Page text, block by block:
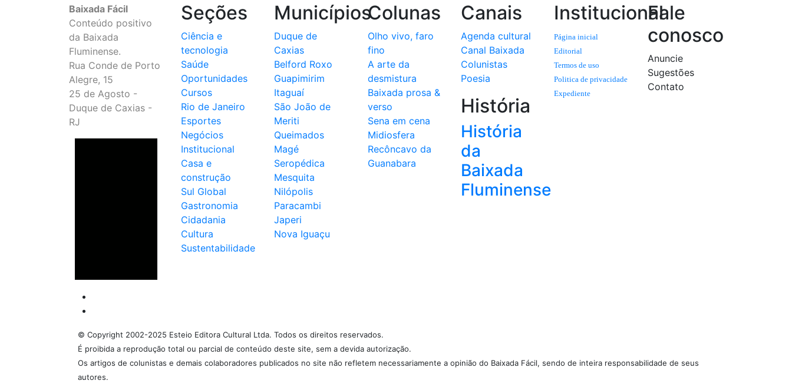
Baixada Fácil
Conteúdo positivo
da Baixada
Fluminense.
Rua Conde de Porto
Alegre, 15
25 de Agosto -
Duque de Caxias -
RJ
Seções
Ciência e
tecnologia
Saúde
Oportunidades
Cursos
Rio de Janeiro
Esportes
Negócios
Institucional
Casa e
construção
Sul Global
Gastronomia
Cidadania
Cultura
Sustentabilidade
Municípios
Duque de
Caxias
Belford Roxo
Guapimirim
Itaguaí
São João de
Meriti
Queimados
Magé
Seropédica
Mesquita
Nilópolis
Paracambi
Japeri
Nova Iguaçu
Colunas
Olho vivo, faro
fino
A arte da
desmistura
Baixada prosa &
verso
Sena em cena
Midiosfera
Recôncavo da
Guanabara
Canais
Agenda cultural
Canal Baixada
Colunistas
Poesia
História
História
da
Baixada
Fluminense
Institucional
Página inicial
Editorial
Termos de uso
Politica de privacidade
Expediente
Fale
conosco
Anuncie
Sugestões
Contato
© Copyright 2002-2025 Esteio Editora Cultural Ltda. Todos os direitos reservados.
É proibida a reprodução total ou parcial de conteúdo deste site, sem a devida autorização.
Os artigos de colunistas e demais colaboradores publicados no site não refletem necessariamente a opinião do Baixada Fácil, sendo de inteira responsabilidade de seus
autores.